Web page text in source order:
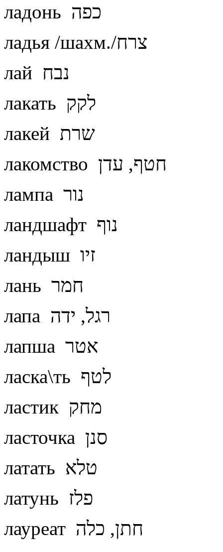
ладонь כפה
ладья /шахм./צרח
лай נבח
лакать לקק
лакей שרת
лакомство חטף, עדן
лампа נור
ландшафт נוף
ландыш זיו
лань חמר
лапа רגל, ידה
лапша אטר
ласка\ть לטף
ластик מחק
ласточка סנן
латать טלא
латунь פלז
лауреат חתן, כלה